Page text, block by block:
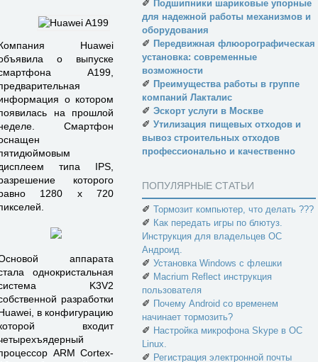
Huawei
о выпуске
A199,
о котором
на прошлой
Смартфон
типа IPS,
которого
1280 х 720
аппарата
однокристальная
K3V2
разработки
в конфигурацию
входит
ARM Cortex-
✐ Подшипники шариковые упорные
для надежной работы механизмов и
оборудования
✐ Передвижная флюорографическая
установка: современные
возможности
✐ Преимущества работы в группе
компаний Лакталис
✐ Эскорт услуги в Москве
✐ Утилизация пищевых отходов и
вывоз строительных отходов
профессионально и качественно
ПОПУЛЯРНЫЕ СТАТЬИ
✐ Тормозит компьютер, что делать ???
✐ Как передать игры по блютуз.
Инструкция для владельцев ОС
Андроид.
✐ Установка Windows с флешки
✐ Macrium Reflect инструкция
пользователя
✐ Почему Android со временем
начинает тормозить?
✐ Настройка микрофона Skype в ОС
Linux.
✐ Регистрация электронной почты